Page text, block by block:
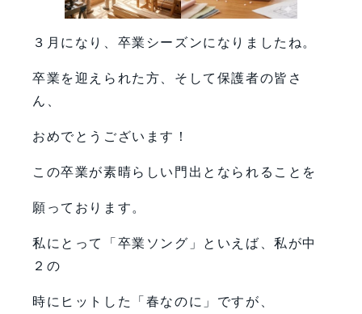
３月になり、卒業シーズンになりましたね。
卒業を迎えられた方、そして保護者の皆さ
ん、
おめでとうございます！
この卒業が素晴らしい門出となられることを
願っております。
私にとって「卒業ソング」といえば、私が中
２の
時にヒットした「春なのに」ですが、